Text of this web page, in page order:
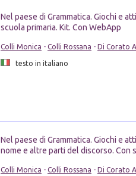
Nel paese di Grammatica. Giochi e
scuola primaria. Kit. Con WebApp
Colli Monica - Colli Rossana - Di Corato
testo in italiano
Nel paese di Grammatica. Giochi e
nome e altre parti del discorso. Con
Colli Monica - Colli Rossana - Di Corato